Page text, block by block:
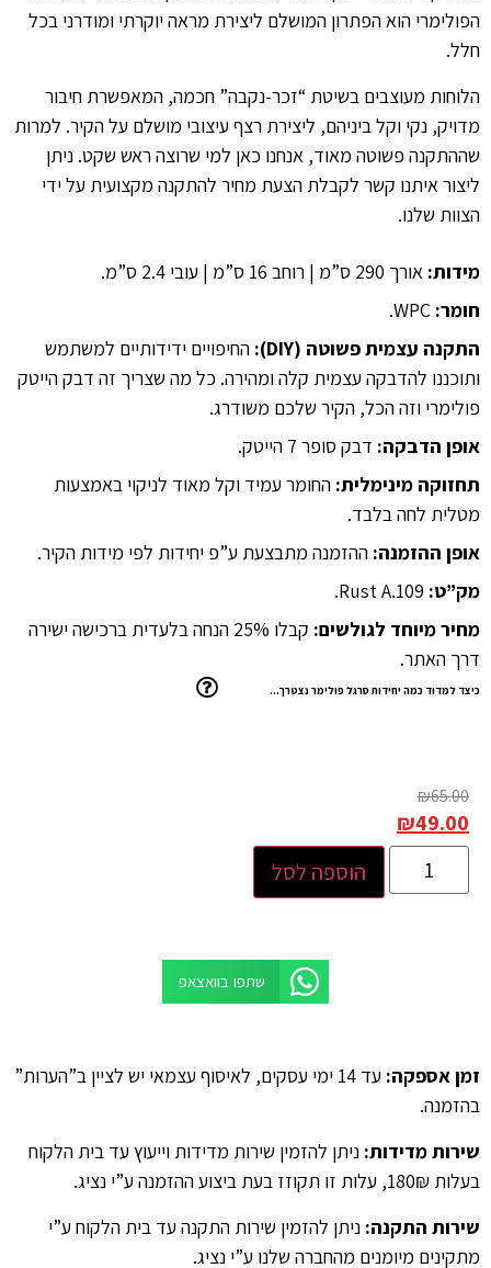
הפולימרי הוא הפתרון המושלם ליצירת מראה יוקרתי ומודרני בכל
חלל.
הלוחות מעוצבים בשיטת “זכר-נקבה” חכמה, המאפשרת חיבור
מדויק, נקי וקל ביניהם, ליצירת רצף עיצובי מושלם על הקיר. למרות
שההתקנה פשוטה מאוד, אנחנו כאן למי שרוצה ראש שקט. ניתן
ליצור איתנו קשר לקבלת הצעת מחיר להתקנה מקצועית על ידי
הצוות שלנו.
מידות: אורך 290 ס”מ | רוחב 16 ס”מ | עובי 2.4 ס”מ.
חומר:
התקנה עצמית פשוטה (DIY):
החיפויים ידידותיים למשתמש
ותוכננו להדבקה עצמית קלה ומהירה. כל מה שצריך זה דבק הייטק
פולימרי וזה הכל, הקיר שלכם משודרג.
אופן הדבקה: דבק סופר 7 הייטק.
תחזוקה מינימלית: החומר עמיד וקל מאוד לניקוי באמצעות
מטלית לחה בלבד.
אופן ההזמנה: ההזמנה מתבצעת ע”פ יחידות לפי מידות הקיר.
מק”ט:
מחיר מיוחד לגולשים:
קבלו 25% הנחה בלעדית ברכישה ישירה
דרך האתר.
כיצד למדוד כמה יחידות סרגל פולימר נצטרך…
₪65.00
₪49.00
הוספה לסל
שתפו בוואצאפ
זמן אספקה:
עד 14 ימי עסקים, לאיסוף עצמאי יש לציין ב”הערות”
בהזמנה.
שירות מדידות: ניתן להזמין שירות מדידות וייעוץ עד בית הלקוח
בעלות 180₪, עלות זו תקוזז בעת ביצוע ההזמנה ע”י נציג.
שירות התקנה: ניתן להזמין שירות התקנה עד בית הלקוח ע”י
מתקינים מיומנים מהחברה שלנו ע”י נציג.